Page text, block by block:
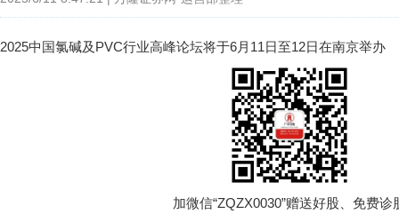
2025中国氯碱及PVC行业高峰论坛将于6月11日至12日在南京举办
加微信“ZQZX0030”赠送好股、免费诊